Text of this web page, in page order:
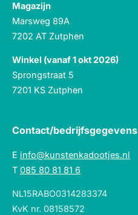
Magazijn
Marsweg 89A
7202 AT Zutphen
Winkel (vanaf 1 okt 2026)
Sprongstraat 5
7201 KS Zutphen
Contact/bedrijfsgegevens
E info@kunstenkadootjes.nl
T 085 80 81 81 6
NL15RABO0314283374
KvK nr. 08158572